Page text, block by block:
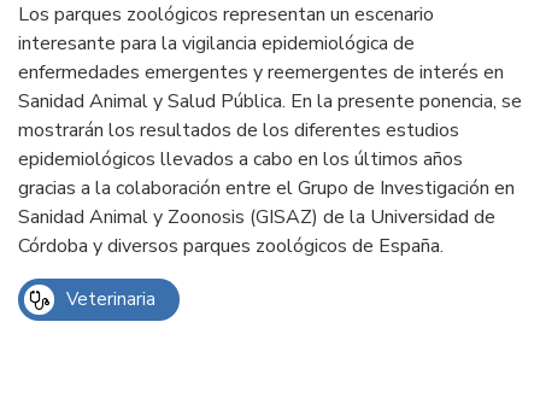
Los parques zoológicos representan un escenario
interesante para la vigilancia epidemiológica de
enfermedades emergentes y reemergentes de interés en
Sanidad Animal y Salud Pública. En la presente ponencia, se
mostrarán los resultados de los diferentes estudios
epidemiológicos llevados a cabo en los últimos años
gracias a la colaboración entre el Grupo de Investigación en
Sanidad Animal y Zoonosis (GISAZ) de la Universidad de
Córdoba y diversos parques zoológicos de España.
Veterinaria